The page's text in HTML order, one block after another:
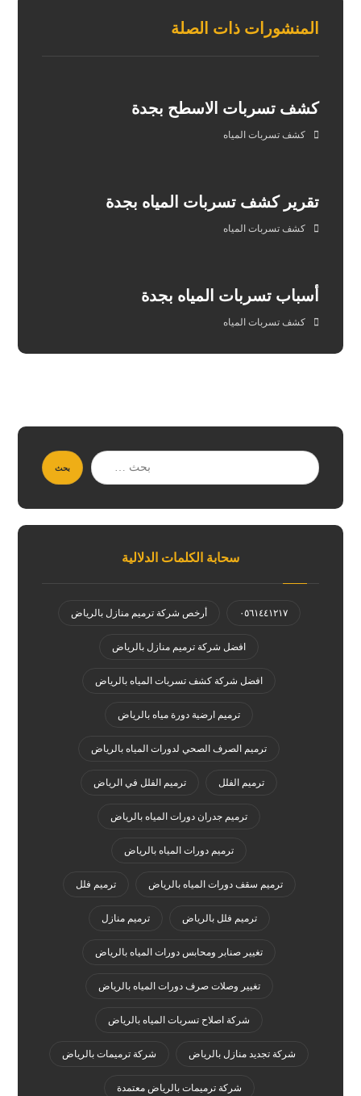
المنشورات ذات الصلة
كشف تسربات الاسطح بجدة
كشف تسربات المياه
تقرير كشف تسربات المياه بجدة
كشف تسربات المياه
أسباب تسربات المياه بجدة
كشف تسربات المياه
بحث
سحابة الكلمات الدلالية
٠٥٦١٤٤١٢١٧ أرخص شركة ترميم منازل بالرياض
افضل شركة ترميم منازل بالرياض
افضل شركة كشف تسربات المياه بالرياض
ترميم ارضية دورة مياه بالرياض
ترميم الصرف الصحي لدورات المياه بالرياض
ترميم الفلل ترميم الفلل في الرياض
ترميم جدران دورات المياه بالرياض
ترميم دورات المياه بالرياض
ترميم سقف دورات المياه بالرياض ترميم فلل
ترميم فلل بالرياض ترميم منازل
تغيير صنابر ومحابس دورات المياه بالرياض
تغيير وصلات صرف دورات المياه بالرياض
شركة اصلاح تسربات المياه بالرياض
شركة تجديد منازل بالرياض شركة ترميمات بالرياض
شركة ترميمات بالرياض معتمدة